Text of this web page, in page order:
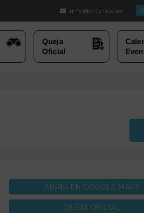
info@citylaw.es
ABRIR EN GOOGLE MAPS
QUEJA OFICIAL